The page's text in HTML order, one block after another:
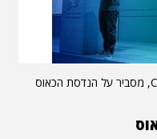
עידו בן דוד, מנהל מעורבות בכיר ב-CloudIL, מסביר על הנדסת הכאוס